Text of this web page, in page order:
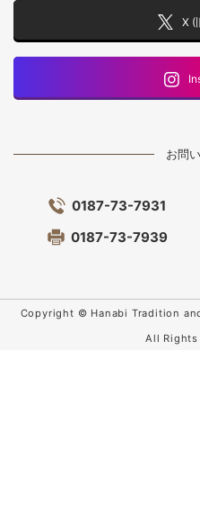
X (
お問
0187-73-7931
0187-73-7939
Copyright © Hanabi Tradition
All Rights